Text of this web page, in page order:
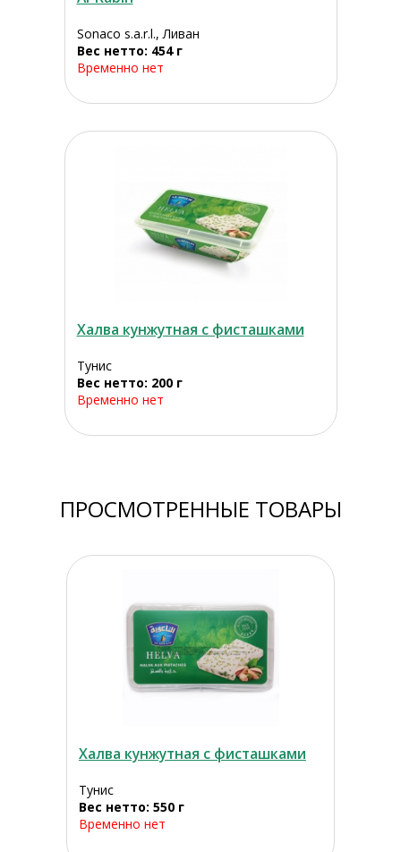
Sonaco s.a.r.l., Ливан
Вес нетто: 454 г
Временно нет
Халва кунжутная с фисташками
Тунис
Вес нетто: 200 г
Временно нет
ПРОСМОТРЕННЫЕ ТОВАРЫ
Халва кунжутная с фисташками
Тунис
Вес нетто: 550 г
Временно нет